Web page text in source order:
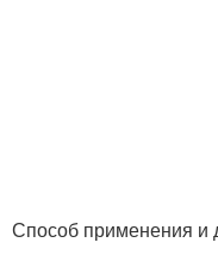
Способ применения и